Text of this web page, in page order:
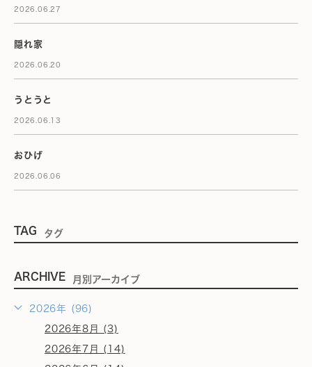
2026.06.27
隠れ家
2026.06.20
うとうと
2026.06.13
おひげ
2026.06.06
TAG タグ
ARCHIVE 月別アーカイブ
2026年 (96)
2026年8月 (3)
2026年7月 (14)